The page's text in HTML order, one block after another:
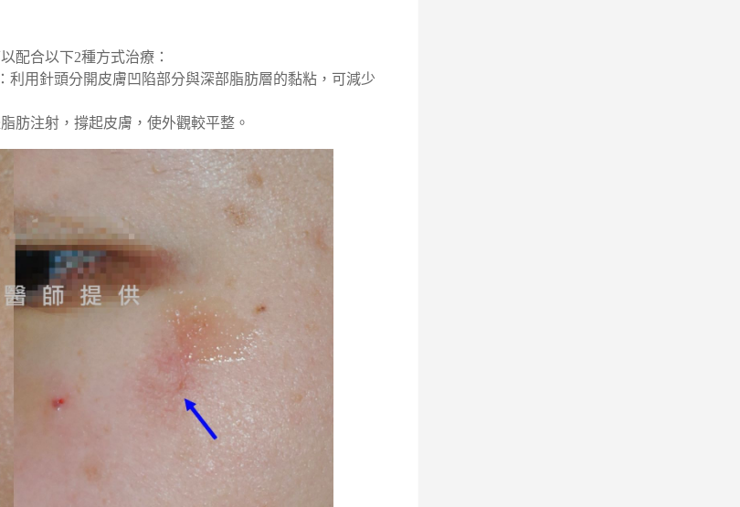
配合以下2種方式治療：
用針頭分開皮膚凹陷部分與深部脂肪層的黏粘，可減少
注射，撐起皮膚，使外觀較平整。